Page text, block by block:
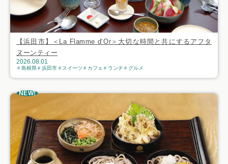
【浜田市】＜La Flamme d‘Or＞大切な時間と共にするアフタ
ヌーンティー
2026.08.01
島根県 浜田市 スイーツ カフェ ランチ グルメ
NEW!